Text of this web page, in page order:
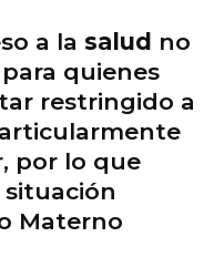
a la salud no
quienes
restringido a
por lo que
Materno